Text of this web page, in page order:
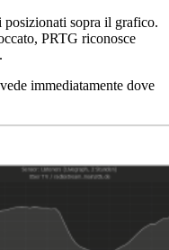
sopra il grafico.
PRTG riconosce
immediatamente dove